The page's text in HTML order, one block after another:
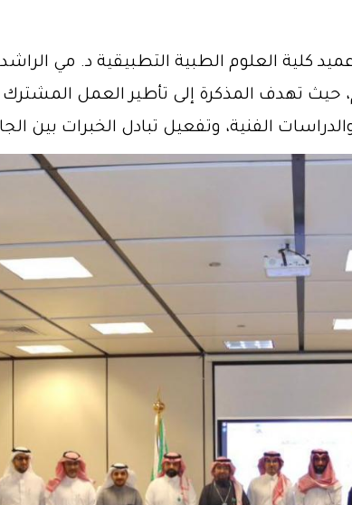
العلوم الطبية التطبيقية د. مي
حيث تهدف المذكرة إلى تأطير العمل المشترك
الفنية، وتفعيل تبادل الخبرات بين